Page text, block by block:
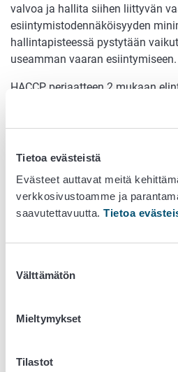
Tietoa evästeistä
Evästeet auttavat meitä
verkkosivustoamme ja
saavutettavuutta. Tietoa
valinta
Välttämätön
Mieltymykset
Tilastot
valvoa ja hallita siihen liittyvän
esiintymistodennäköisyyden
hallintapisteessä pystytään
useamman vaaran esiintymiseen.
HACCP periaatteen 2 mukaan
määritettävä kaikki
hallintapisteet. Kriittinen
valmistusohjeissa,
Kriittisten hallintapisteiden
käyttää ns. päätöksentekopuuta.
myöhemmässä käsittelyvaiheessa.
Kriittiselle hallintapisteelle on
vaiheessa
voi aiheutua terveysvaara